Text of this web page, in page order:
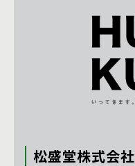
松盛堂株式会社